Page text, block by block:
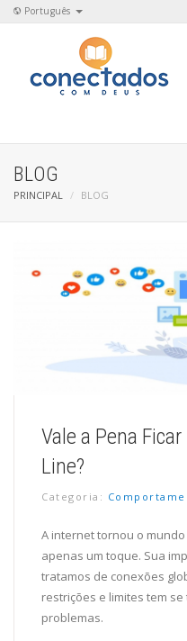
Português
BLOG
PRINCIPAL BLOG
Vale a Pena
Line?
Categoria:
A internet tornou o
apenas um toque. Sua
tratamos de conexões
restrições e limites tem
problemas.